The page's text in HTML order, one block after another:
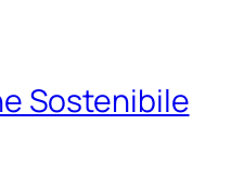
Sostenibile